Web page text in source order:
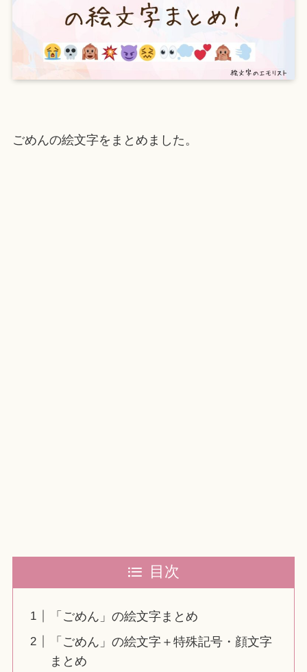
ごめんの絵文字をまとめました。
目次
「ごめん」の絵文字まとめ
「ごめん」の絵文字＋特殊記号・顔文字
まとめ